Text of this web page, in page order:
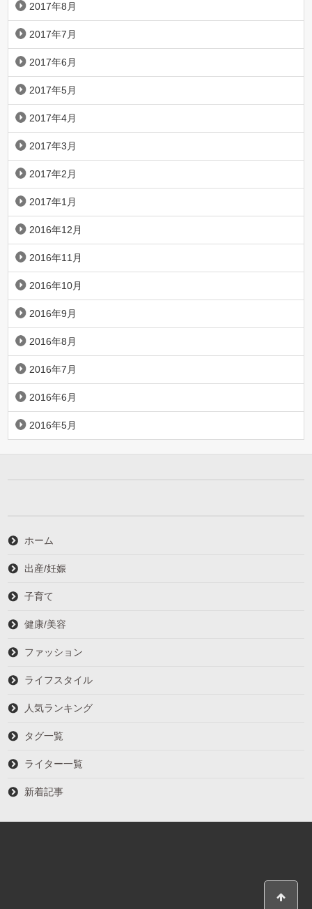
2017年8月
2017年7月
2017年6月
2017年5月
2017年4月
2017年3月
2017年2月
2017年1月
2016年12月
2016年11月
2016年10月
2016年9月
2016年8月
2016年7月
2016年6月
2016年5月
ホーム
出産/妊娠
子育て
健康/美容
ファッション
ライフスタイル
人気ランキング
タグ一覧
ライター一覧
新着記事